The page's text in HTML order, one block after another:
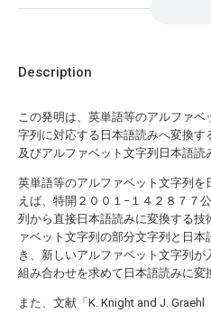
Description
この発明は、英単語等のアルファ
字列に対応する日本語読みへ変換
及びアルファベット文字列日本語読
英単語等のアルファベット文字列を
えば、特開２００１−１４２８７７
列から直接日本語読みに変換する
ァベット文字列の部分文字列と日
き、新しいアルファベット文字列
組み合わせを求めて日本語読みに変
また、文献「K. Knight and J.